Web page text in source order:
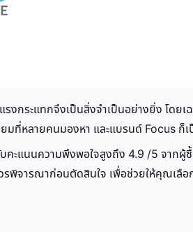
ระแทกจึงเป็นสิ่งจำเป็นอย่างยิ่ง โดย
มที่หลายคนมองหา และแบรนด์ Focus ก็เ
คะแนนความพึงพอใจสูงถึง 4.9 /5 จาก
จารณาก่อนตัดสินใจ เพื่อช่วยให้คุณเลือ